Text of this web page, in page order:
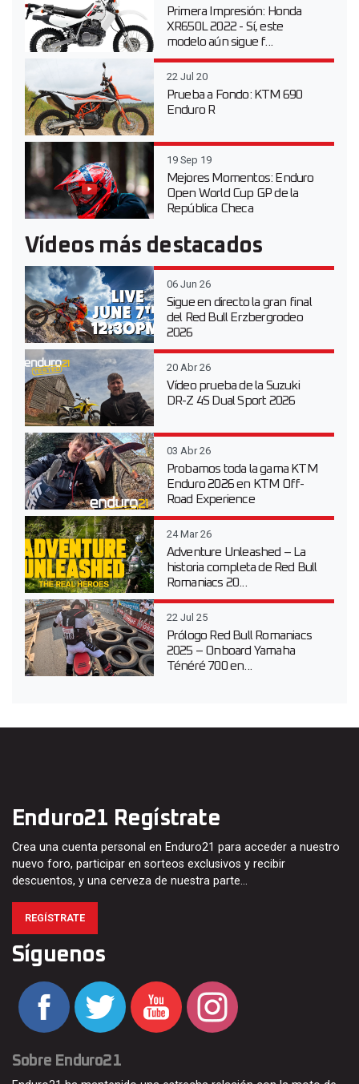
Primera Impresión: Honda
XR650L 2022 - Sí, este
modelo aún sigue f...
22 Jul 20
Prueba a Fondo: KTM 690
Enduro R
19 Sep 19
Mejores Momentos: Enduro
Open World Cup GP de la
República Checa
Vídeos más destacados
06 Jun 26
Sigue en directo la gran final
del Red Bull Erzbergrodeo
2026
20 Abr 26
Vídeo prueba de la Suzuki
DR-Z 4S Dual Sport 2026
03 Abr 26
Probamos toda la gama KTM
Enduro 2026 en KTM Off-
Road Experience
24 Mar 26
Adventure Unleashed – La
historia completa de Red Bull
Romaniacs 20...
22 Jul 25
Prólogo Red Bull Romaniacs
2025 – Onboard Yamaha
Ténéré 700 en...
Enduro21 Regístrate
Crea una cuenta personal en Enduro21 para acceder a nuestro
nuevo foro, participar en sorteos exclusivos y recibir
descuentos, y una cerveza de nuestra parte…
REGÍSTRATE
Síguenos
Sobre Enduro21